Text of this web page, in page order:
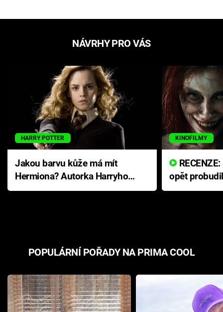
NÁVRHY PRO VÁS
HARRY POTTER
Jakou barvu kůže má mít
Hermiona? Autorka Harryho
Pottera přišla s ráznou
KINOFILMY
opět
přichází s
POPULÁRNÍ POŘADY NA PRIMA COOL